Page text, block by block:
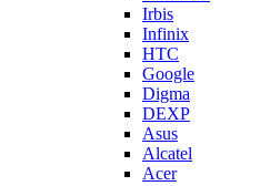
Irbis
Infinix
HTC
Google
Digma
DEXP
Asus
Alcatel
Acer